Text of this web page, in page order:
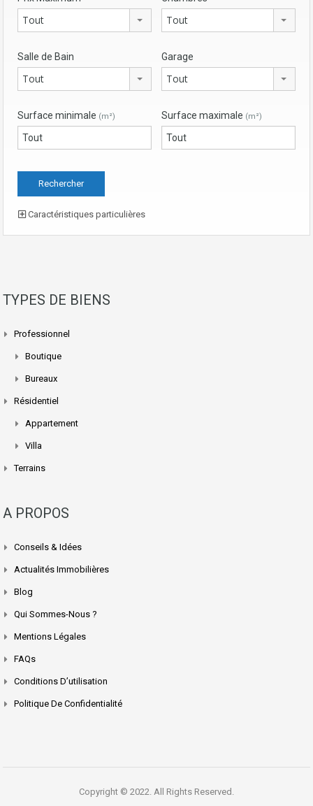
Tout Tout
Salle de Bain
Tout
Garage
Tout
Surface minimale (m²) Surface maximale (m²)
Caractéristiques particulières
TYPES DE BIENS
Professionnel
Boutique
Bureaux
Résidentiel
Appartement
Villa
Terrains
A PROPOS
Conseils & Idées
Actualités Immobilières
Blog
Qui Sommes-Nous ?
Mentions Légales
FAQs
Conditions D’utilisation
Politique De Confidentialité
Copyright © 2022. All Rights Reserved.